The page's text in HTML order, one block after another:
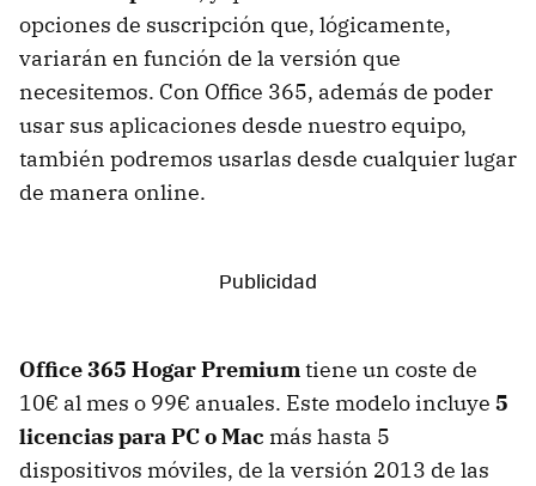
opciones de suscripción que, lógicamente,
variarán en función de la versión que
necesitemos. Con Office 365, además de poder
usar sus aplicaciones desde nuestro equipo,
también podremos usarlas desde cualquier lugar
de manera online.
Office 365 Hogar Premiumtiene un coste de
10€ al mes o 99€ anuales. Este modelo incluye 5
licencias para PC o Mac más hasta 5
dispositivos móviles, de la versión 2013 de las